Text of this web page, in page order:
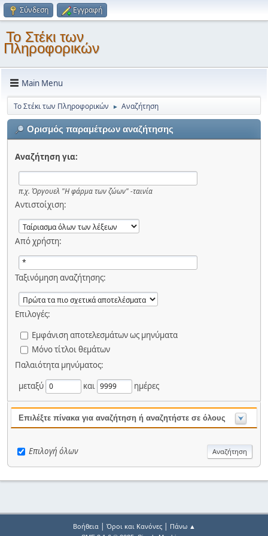
Σύνδεση Εγγραφή
Το Στέκι των
Πληροφορικών
Main Menu
Το Στέκι των Πληροφορικών ► Αναζήτηση
Ορισμός παραμέτρων αναζήτησης
Αναζήτηση για:
π.χ. Όργουελ "Η φάρμα των ζώων" -ταινία
Αντιστοίχιση:
Από χρήστη:
Ταξινόμηση αναζήτησης:
Επιλογές:
Εμφάνιση αποτελεσμάτων ως μηνύματα
Μόνο τίτλοι θεμάτων
Παλαιότητα μηνύματος:
μεταξύ
και ημέρες
Επιλέξτε πίνακα για αναζήτηση ή αναζητήστε σε όλους
Επιλογή όλων
Βοήθεια| Όροι και Κανόνες| Πάνω ▲